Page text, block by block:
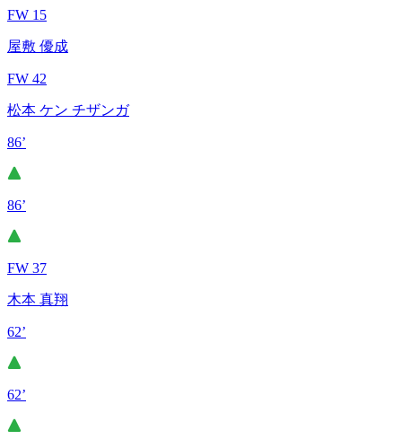
FW 15
屋敷 優成
FW 42
松本 ケン チザンガ
86’
86’
FW 37
木本 真翔
62’
62’